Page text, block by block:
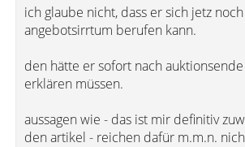
ich glaube nicht, dass er sich jetz
angebotsirrtum berufen kann.
den hätte er sofort nach
erklären müssen.
aussagen wie - das ist mir definitiv
den artikel - reichen dafür m.m.n.